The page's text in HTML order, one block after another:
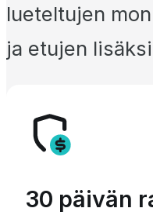
lueteltujen
ja etujen
30 päivän